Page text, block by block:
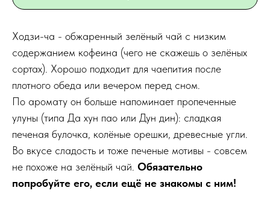
Ходзи-ча - обжаренный зелёный чай с низким
содержанием кофеина (чего не скажешь о зелёных
сортах). Хорошо подходит для чаепития после
плотного обеда или вечером перед сном.
По аромату он больше напоминает пропеченные
улуны (типа Да хун пао или Дун дин): сладкая
печеная булочка, колёные орешки, древесные угли.
Во вкусе сладость и тоже печеные мотивы - совсем
не похоже на зелёный чай. Обязательно
попробуйте его, если ещё не знакомы с ним!